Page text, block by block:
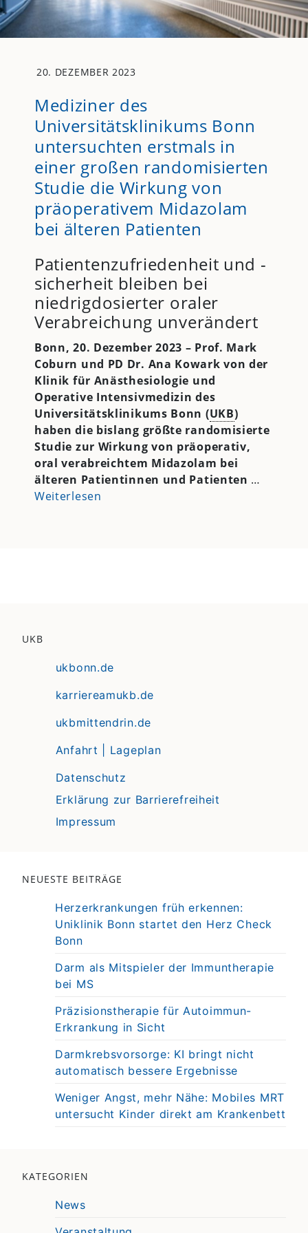
20. DEZEMBER 2023
Mediziner des
Universitätsklinikums Bonn
untersuchten erstmals in
einer großen randomisierten
Studie die Wirkung von
präoperativem Midazolam
bei älteren Patienten
Patientenzufriedenheit und -
sicherheit bleiben bei
niedrigdosierter oraler
Verabreichung unverändert
Bonn, 20. Dezember 2023 – Prof. Mark
Coburn und PD Dr. Ana Kowark von der
Klinik für Anästhesiologie und
Operative Intensivmedizin des
Universitätsklinikums Bonn (UKB)
haben die bislang größte randomisierte
Studie zur Wirkung von präoperativ,
oral verabreichtem Midazolam bei
älteren Patientinnen und Patienten …
Weiterlesen
UKB
ukbonn.de
karriereamukb.de
ukbmittendrin.de
Anfahrt | Lageplan
Datenschutz
Erklärung zur Barrierefreiheit
Impressum
NEUESTE BEITRÄGE
Herzerkrankungen früh erkennen:
Uniklinik Bonn startet den Herz Check
Bonn
Darm als Mitspieler der Immuntherapie
bei MS
Präzisionstherapie für Autoimmun-
Erkrankung in Sicht
Darmkrebsvorsorge: KI bringt nicht
automatisch bessere Ergebnisse
Weniger Angst, mehr Nähe: Mobiles MRT
untersucht Kinder direkt am Krankenbett
KATEGORIEN
News